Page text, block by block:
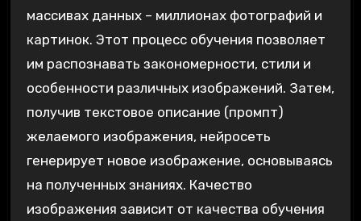
массивах данных – миллионах фотографий и
картинок. Этот процесс обучения позволяет
им распознавать закономерности, стили и
особенности различных изображений. Затем,
получив текстовое описание (промпт)
желаемого изображения, нейросеть
генерирует новое изображение, основываясь
на полученных знаниях. Качество
изображения зависит от качества обучения